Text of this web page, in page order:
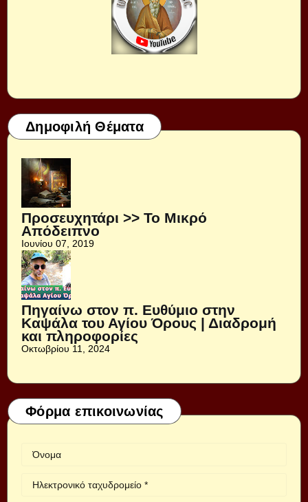
Δημοφιλή Θέματα
Προσευχητάρι >> Το Μικρό
Απόδειπνο
Ιουνίου 07, 2019
Πηγαίνω στον π. Ευθύμιο στην
Καψάλα του Αγίου Όρους | Διαδρομή
και πληροφορίες
Οκτωβρίου 11, 2024
Φόρμα επικοινωνίας